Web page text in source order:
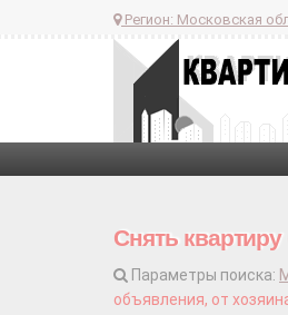
Регион: Московская
Снять
Параметры поиска:
объявления, от